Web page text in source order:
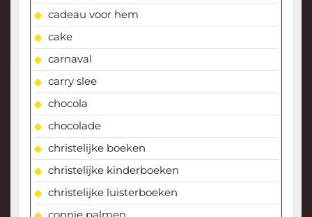
cadeau voor hem
cake
carnaval
carry slee
chocola
chocolade
christelijke boeken
christelijke kinderboeken
christelijke luisterboeken